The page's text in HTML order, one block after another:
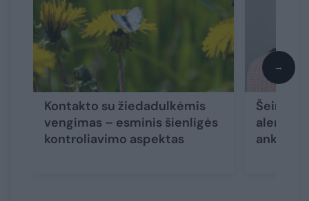
Kontakto su žiedadulkėmis
vengimas – esminis šienligės
kontroliavimo aspektas
Šeimos
→